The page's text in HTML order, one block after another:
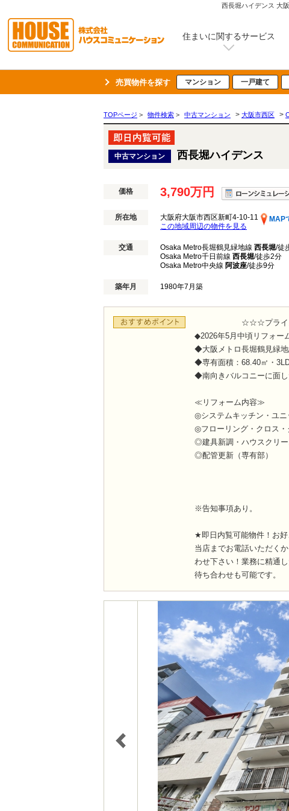
西長堀ハイデンス 大
住まいに関するサービス
売買物件を探す マンション 一戸建て
TOPページ > 物件検索 > 中古マンション > 大阪市西区 >
中古マンション 西長堀ハイデンス
価格 3,790万円
所在地 大阪府大阪市西区新町4-10-11
MAP
この地域周辺の物件を見る
交通 Osaka Metro長堀鶴見緑地線 西長堀/徒
Osaka Metro千日前線 西長堀/徒歩2分
Osaka Metro中央線 阿波座/徒歩9分
築年月 1980年7月築
☆☆☆プライス
◆2026年5月中頃リフォー
◆大阪メトロ長堀鶴見緑地
◆専有面積：68.40㎡・
◆南向きバルコニーに面し
≪リフォーム内容≫
◎システムキッチン・ユ
◎フローリング・クロス
◎建具新調・ハウスクリ
◎配管更新（専有部）
※告知事項あり。
★即日内覧可能物件！お
当店までお電話いただく
わせ下さい！業務に精通
待ち合わせも可能です。